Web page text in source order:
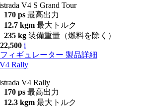
V4 S Grand Tour
170 ps 最高出力
12.7 kgm 最大トルク
235 kg 装備重量（燃料を除く）
i
ィギュレーター 製品詳細
V4 Rally
V4 Rally
170 ps 最高出力
12.3 kgm 最大トルク